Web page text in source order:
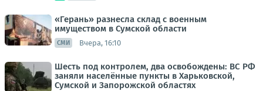
«Герань» разнесла склад с военным
имуществом в Сумской области
СМИ Вчера, 16:10
Шесть под контролем, два освобождены: ВС РФ
заняли населённые пункты в Харьковской,
Сумской и Запорожской областях